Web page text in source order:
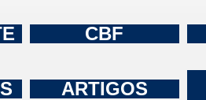
CBF
ARTIGOS